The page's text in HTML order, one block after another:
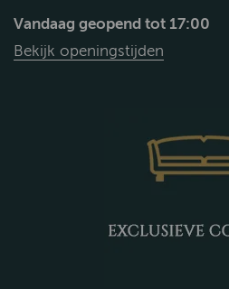
Vandaag geopend tot 17:00
Bekijk openingstijden